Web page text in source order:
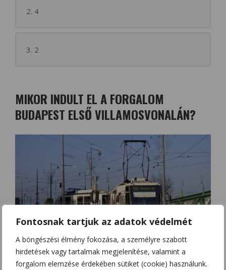
Fontosnak tartjuk az adatok védelmét
A böngészési élmény fokozása, a személyre szabott
hirdetések vagy tartalmak megjelenítése, valamint a
forgalom elemzése érdekében sütiket (cookie) használunk.
2. 4
3. 2
MIKOR INDULT EL A FORGALOM
BUDAPEST ELSŐ VILLAMOSVONALÁN?
1. 1887. október 1-jén